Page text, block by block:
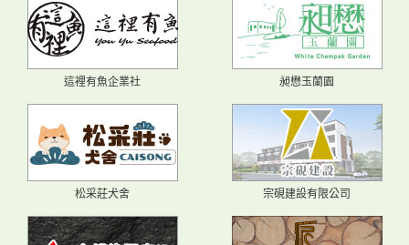
這裡有魚企業社 昶懋玉蘭園
松采莊犬舍 宗硯建設有限公司